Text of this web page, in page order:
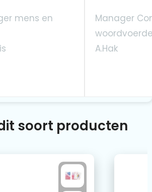
mens en
Manager
A.Hak
soort producten